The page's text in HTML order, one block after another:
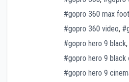
#gopro 360 max
#gopro 360 video,
#gopro hero 9 black,
#gopro hero 9 black
#gopro hero 9